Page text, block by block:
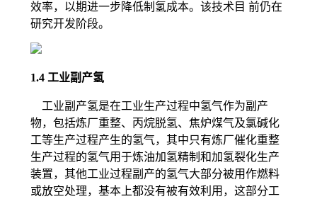
效率，以期进一步降低制氢成本。该技术目 前仍在
研究开发阶段。
1.4 工业副产氢
工业副产氢是在工业生产过程中氢气作为副产
物，包括炼厂重整、丙烷脱氢、焦炉煤气及氯碱化
工等生产过程产生的氢气，其中只有炼厂催化重整
生产过程的氢气用于炼油加氢精制和加氢裂化生产
装置，其他工业过程副产的氢气大部分被用作燃料
或放空处理，基本上都没有被有效利用，这部分工